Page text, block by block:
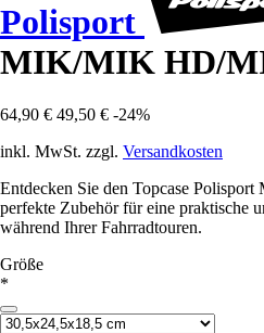
Polisport
MIK/MIK HD/
64,90 € 49,50 € -24%
inkl. MwSt. zzgl. Versandkosten
Entdecken Sie den Topcase
perfekte Zubehör für eine praktische
während Ihrer Fahrradtouren.
Größe
*